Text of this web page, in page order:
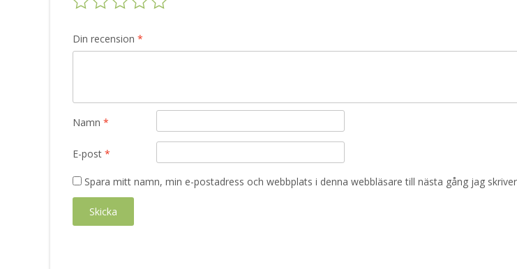
Din recension *
Namn *
E-post *
Spara mitt namn, min e-postadress och webbplats i denna webbläsare till nästa gång jag